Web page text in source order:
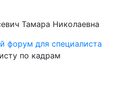
Тамара Николаевна
форум для специалиста
по кадрам